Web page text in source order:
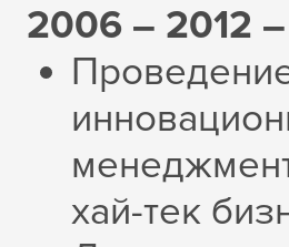
2006 – 2012 –
хай-тек